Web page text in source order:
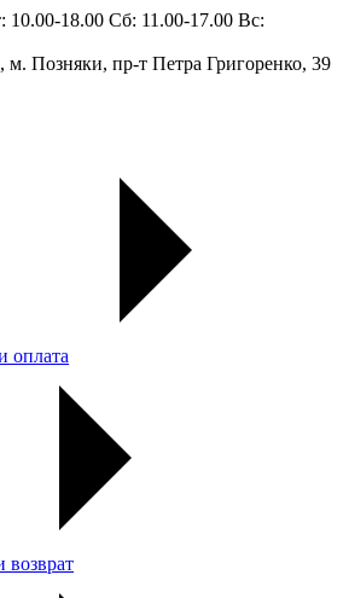
18.00 Сб: 11.00-17.00 Вс:
м. Позняки, пр-т Петра Григоренко, 39
оплата
возврат